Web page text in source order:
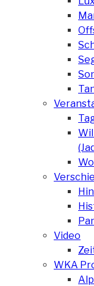
Video
WKA